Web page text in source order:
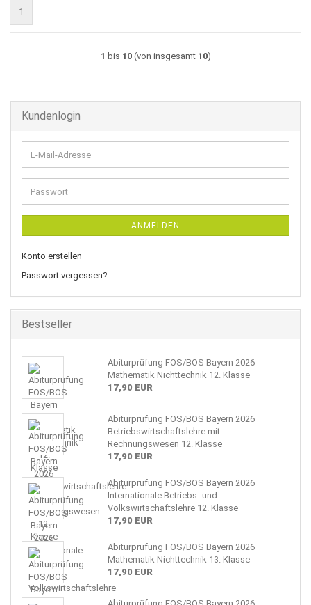
1
1 bis 10(von insgesamt 10)
Kundenlogin
E-
Mail-
Adresse
Passwort
ANMELDEN
Konto erstellen
Passwort vergessen?
Bestseller
Abiturprüfung FOS/BOS Bayern 2026
Mathematik Nichttechnik 12. Klasse
17,90 EUR
Abiturprüfung FOS/BOS Bayern 2026
Betriebswirtschaftslehre mit
Rechnungswesen 12. Klasse
17,90 EUR
Abiturprüfung FOS/BOS Bayern 2026
Internationale Betriebs- und
Volkswirtschaftslehre 12. Klasse
17,90 EUR
Abiturprüfung FOS/BOS Bayern 2026
Mathematik Nichttechnik 13. Klasse
17,90 EUR